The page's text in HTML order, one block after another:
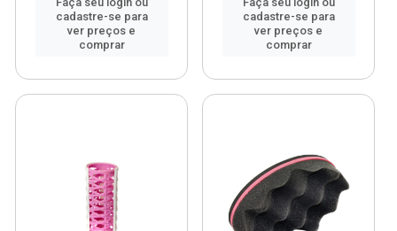
cadastre-se para
ver preços e
comprar
cadastre-se para
ver preços e
comprar